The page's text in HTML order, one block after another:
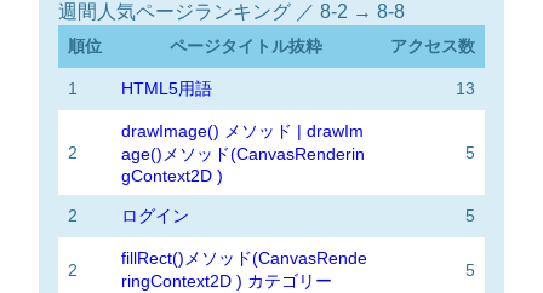
週間人気ページランキング ／ 8-2 → 8-8
順位 ページタイトル抜粋 アクセス数
1 HTML5用語 13
2
drawImage() メソッド | drawIm
age()メソッド(CanvasRenderin
gContext2D )
5
2 ログイン 5
2
fillRect()メソッド(CanvasRende
ringContext2D ) カテゴリー
5